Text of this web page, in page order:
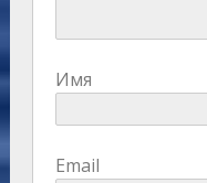
Имя
Email